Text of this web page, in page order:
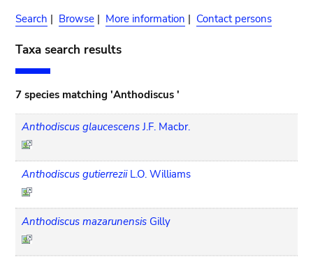
Search | Browse | More information | Contact persons
Taxa search results
7 species matching 'Anthodiscus '
Anthodiscus glaucescens J.F. Macbr.
Anthodiscus gutierrezii L.O. Williams
Anthodiscus mazarunensis Gilly